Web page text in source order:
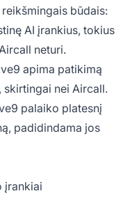
būdais:
AI įrankius, tokius
neturi.
apima patikimą
nei Aircall.
palaiko platesnį
padidindama jos
įrankiai